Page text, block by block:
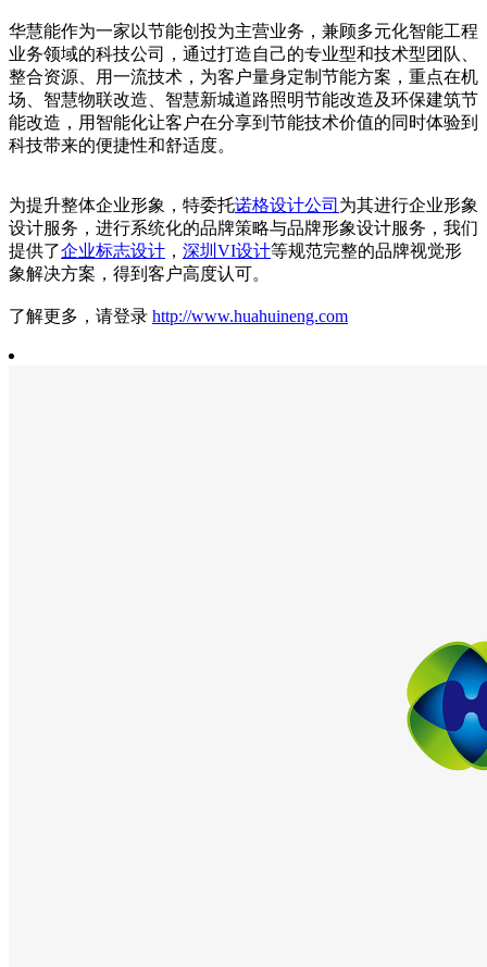
华慧能作为一家以节能创投为主营业务，兼顾多元化智能工程
业务领域的科技公司，通过打造自己的专业型和技术型团队、
整合资源、用一流技术，为客户量身定制节能方案，重点在机
场、智慧物联改造、智慧新城道路照明节能改造及环保建筑节
能改造，用智能化让客户在分享到节能技术价值的同时体验到
科技带来的便捷性和舒适度。
为提升整体企业形象，特委托诺格设计公司 为其进行企业形象
设计服务，进行系统化的品牌策略与品牌形象设计服务，我们
提供了企业标志设计 ， 深圳VI设计等规范完整的品牌视觉形
象解决方案，得到客户高度认可。
了解更多，请登录 http://www.huahuineng.com